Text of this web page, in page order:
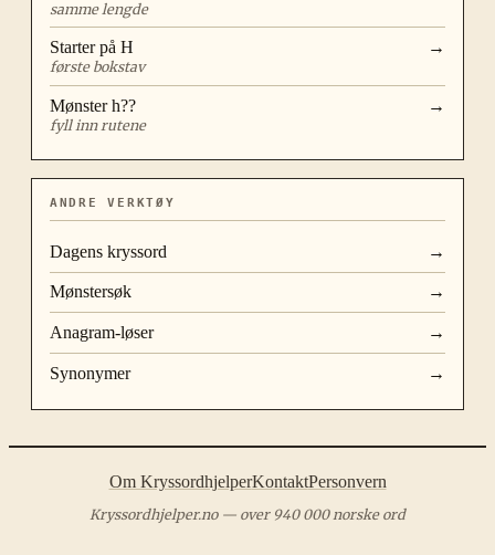
samme lengde
Starter på H
første bokstav
→
Mønsterh??
fyll inn rutene
→
ANDRE VERKTØY
Dagens kryssord →
Mønstersøk →
Anagram-løser →
Synonymer →
Om KryssordhjelperKontaktPersonvern
Kryssordhjelper.no — over 940 000 norske ord